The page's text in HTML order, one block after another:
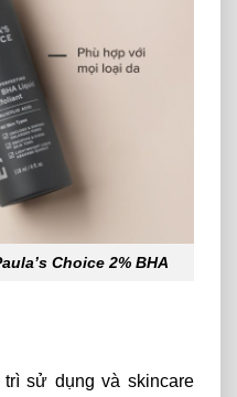
Choice 2% BHA
sử dụng và skincare